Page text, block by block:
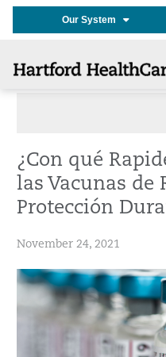
Our System
¿Con qué
las Vacunas de
Protección
November 24, 2021